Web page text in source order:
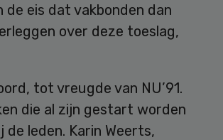
de eis dat vakbonden dan
over deze toeslag,
tot vreugde van NU’91.
die al zijn gestart worden
leden. Karin Weerts,